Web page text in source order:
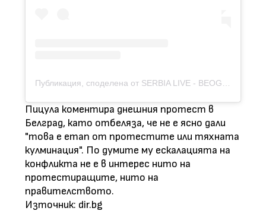
Пицула коментира днешния протест в
Белград, като отбеляза, че не е ясно дали
"това е етап от протестите или тяхната
кулминация". По думите му ескалацията на
конфликта не е в интерес нито на
протестиращите, нито на
правителството.
Източник: dir.bg